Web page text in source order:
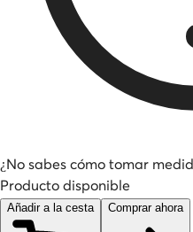
¿No sabes cómo tomar
Producto disponible
Añadir a la cesta Comprar ahora